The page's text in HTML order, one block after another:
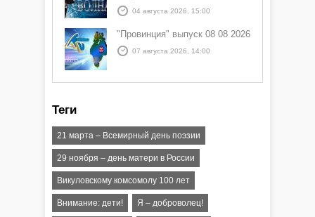
04 августа 2026, 15:00
"Провинция" выпуск 08 08 2026
07 августа 2026, 14:00
Теги
21 марта – Всемирный день поэзии
29 ноября – день матери в России
Викуловскому комсомолу 100 лет
Внимание: дети! Я – доброволец!